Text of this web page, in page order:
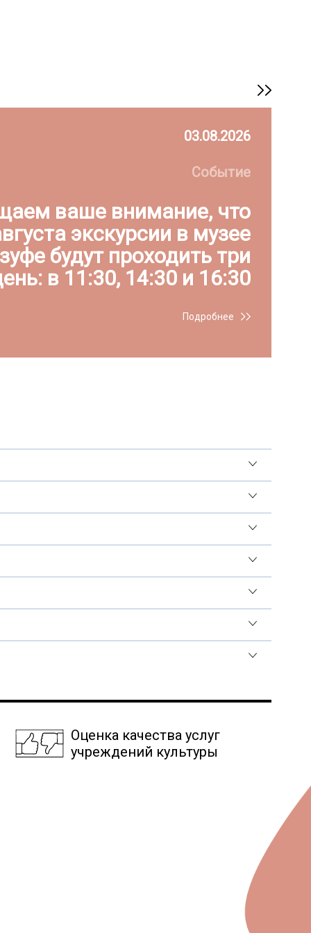
03.08.2026
Событие
ваше внимание, что
экскурсии в музее
будут проходить три
в 11:30, 14:30 и 16:30
Подробнее
Оценка качества услуг
учреждений культуры